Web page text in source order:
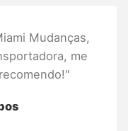
Mudanças,
me